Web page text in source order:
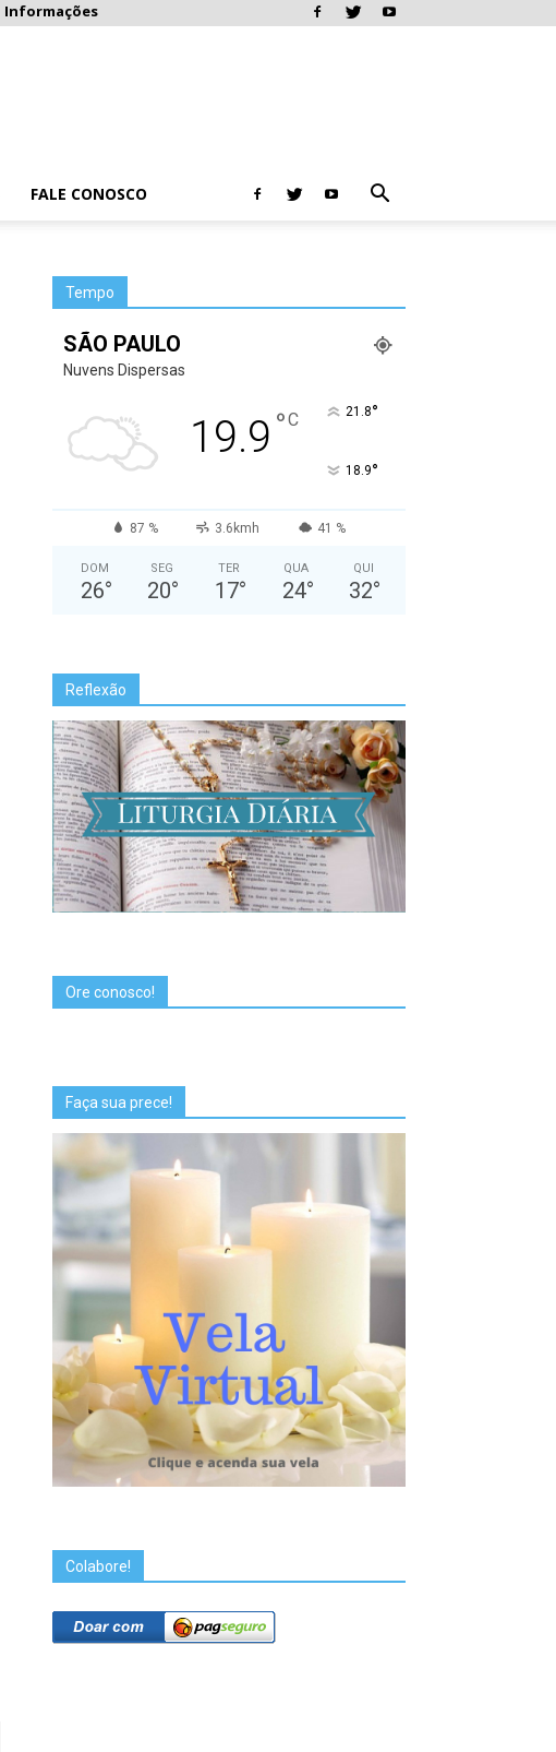
Informações
FALE CONOSCO
Tempo
SÃO PAULO
Nuvens Dispersas
19.9 °C 21.8°
18.9°
87 % 3.6kmh 41 %
DOM
26°
SEG
20°
TER
17°
QUA
24°
QUI
32°
Reflexão
Ore conosco!
Faça sua prece!
Colabore!